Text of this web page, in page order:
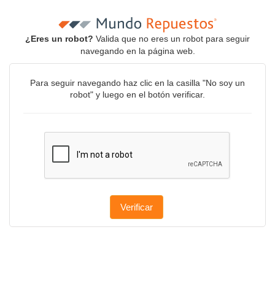
¿Eres un robot? Valida que no eres un robot para seguir
navegando en la página web.
Para seguir navegando haz clic en la casilla "No soy un
robot" y luego en el botón verificar.
Verificar